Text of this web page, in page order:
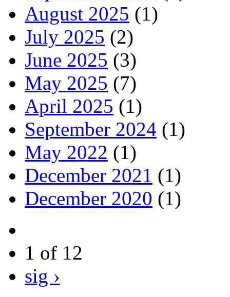
August 2025 (1)
July 2025 (2)
June 2025 (3)
May 2025 (7)
April 2025 (1)
September 2024 (1)
May 2022 (1)
December 2021 (1)
December 2020 (1)
1 of 12
sig ›